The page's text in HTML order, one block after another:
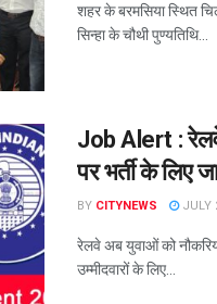
शहर के बरमसिया स्थित
सिन्हा के चौथी पुण्यतिथि...
Job Alert :
पर भर्ती के लिए
BY CITYNEWS JULY
रेलवे अब युवाओं को
उम्मीदवारों के लिए...